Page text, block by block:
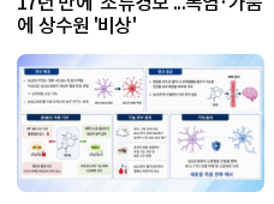
에 상수원 '비상'